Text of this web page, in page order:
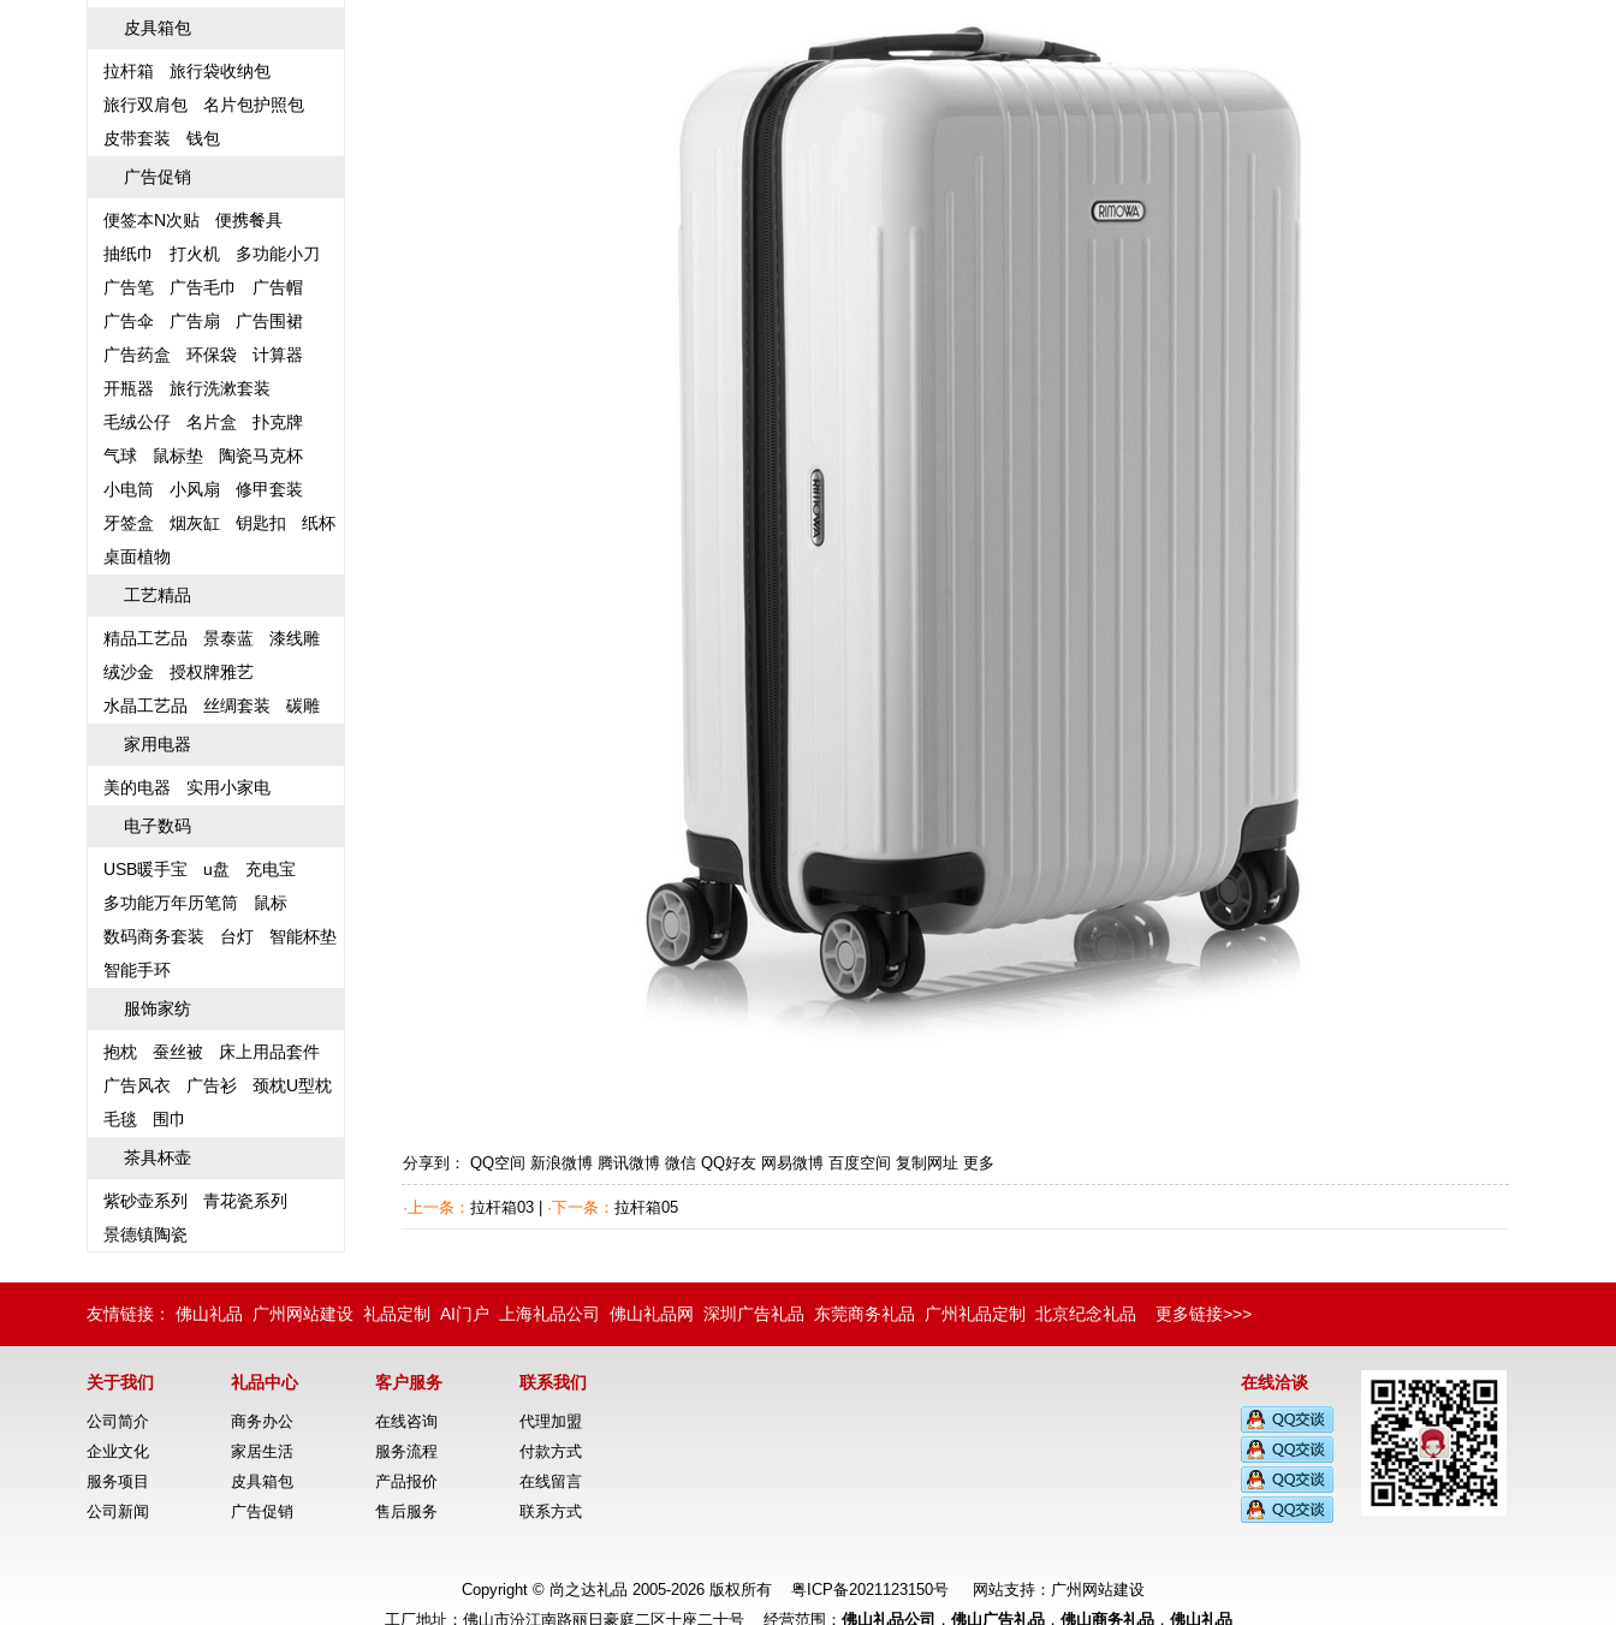
皮具箱包
拉杆箱
旅行袋收纳包
旅行双肩包
名片包护照包
皮带套装
钱包
广告促销
便签本N次贴
便携餐具
抽纸巾
打火机
多功能小刀
广告笔
广告毛巾
广告帽
广告伞
广告扇
广告围裙
广告药盒
环保袋
计算器
开瓶器
旅行洗漱套装
毛绒公仔
名片盒
扑克牌
气球
鼠标垫
陶瓷马克杯
小电筒
小风扇
修甲套装
牙签盒
烟灰缸 钥匙扣
纸杯
桌面植物
工艺精品
精品工艺品 景泰蓝
漆线雕
绒沙金
授权牌雅艺
水晶工艺品
丝绸套装
碳雕
家用电器
美的电器
实用小家电
电子数码
USB暖手宝 u盘
充电宝
多功能万年历笔筒
鼠标
数码商务套装
台灯
智能杯垫
智能手环
服饰家纺
抱枕 蚕丝被
床上用品套件
广告风衣
广告衫
颈枕U型枕
毛毯
围巾
茶具杯壶
紫砂壶系列
青花瓷系列
景德镇陶瓷
分享到： QQ空间 新浪微博 腾讯微博 微信 QQ好友 网易微博 百度空间 复制网址 更多
·上一条： 拉杆箱03 ·下一条： 拉杆箱05
友情链接： 佛山礼品 广州网站建设 礼品定制 AI门户 上海礼品公司 佛山礼品网 深圳广告礼品 东莞商务礼品 广州礼品定制 北京纪念礼品 更多链接>>>
关于我们
公司简介
企业文化
服务项目
公司新闻
礼品中心
商务办公
家居生活
皮具箱包
广告促销
客户服务
在线咨询
服务流程
产品报价
售后服务
联系我们
代理加盟
付款方式
在线留言
联系方式
在线洽谈
Copyright © 尚之达礼品 2005-2026 版权所有 粤ICP备2021123150号 网站支持： 广州网站建设
工厂地址：佛山市汾江南路丽日豪庭二区十座二十号 经营范围： 佛山礼品公司 ， 佛山广告礼品， 佛山商务礼品， 佛山礼品